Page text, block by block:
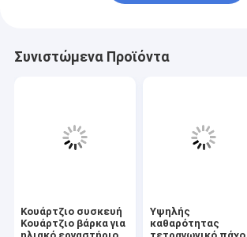
Συνιστώμενα Προϊόντα
Κουάρτζιο συσκευή
Κουάρτζιο βάρκα για
Υψηλής
καθαρότητας